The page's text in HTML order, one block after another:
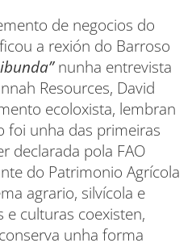
de negocios do
a rexión do Barroso
nunha entrevista
Resources, David
ecoloxista, lembran
foi unha das primeiras
declarada pola FAO
do Patrimonio Agrícola
agrario, silvícola e
culturas coexisten,
unha forma